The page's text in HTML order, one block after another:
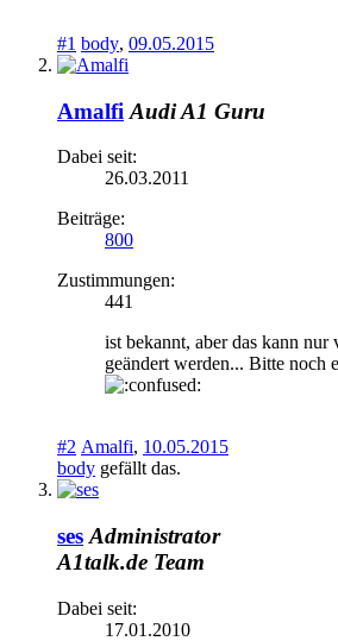
#1 body, 09.05.2015
Amalfi Audi A1 Guru
Dabei seit:
26.03.2011
Beiträge:
800
Zustimmungen:
441
ist bekannt, aber das kann nur
geändert werden... Bitte noch
#2 Amalfi, 10.05.2015
body gefällt das.
ses Administrator
A1talk.de Team
Dabei seit:
17.01.2010